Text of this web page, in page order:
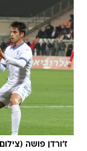
ז'ורדן פושה